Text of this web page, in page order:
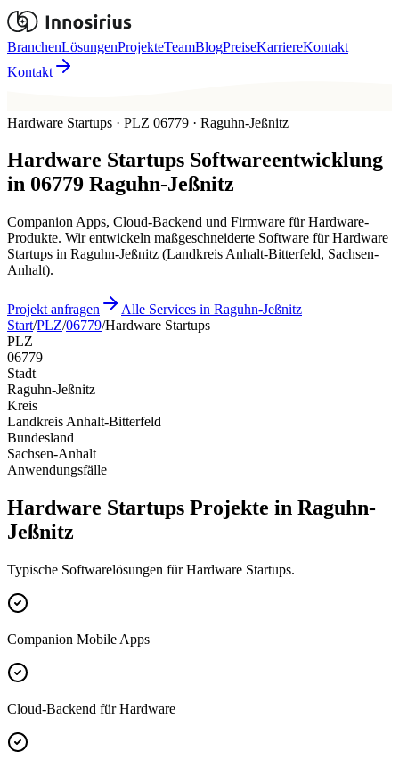
BranchenLösungenProjekteTeamBlogPreiseKarriereKontakt
Kontakt
Hardware Startups · PLZ 06779 · Raguhn-Jeßnitz
Hardware Startups Softwareentwicklung
in 06779 Raguhn-Jeßnitz
Companion Apps, Cloud-Backend und Firmware für Hardware-
Produkte. Wir entwickeln maßgeschneiderte Software für Hardware
Startups in Raguhn-Jeßnitz (Landkreis Anhalt-Bitterfeld, Sachsen-
Anhalt).
Projekt anfragen
Alle Services in Raguhn-Jeßnitz
Start/PLZ/06779/Hardware Startups
PLZ
06779
Stadt
Raguhn-Jeßnitz
Kreis
Landkreis Anhalt-Bitterfeld
Bundesland
Sachsen-Anhalt
Anwendungsfälle
Hardware Startups Projekte in Raguhn-
Jeßnitz
Typische Softwarelösungen für Hardware Startups.
Companion Mobile Apps
Cloud-Backend für Hardware